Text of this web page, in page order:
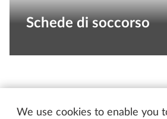
We use cookies to enable you
Schede di soccorso